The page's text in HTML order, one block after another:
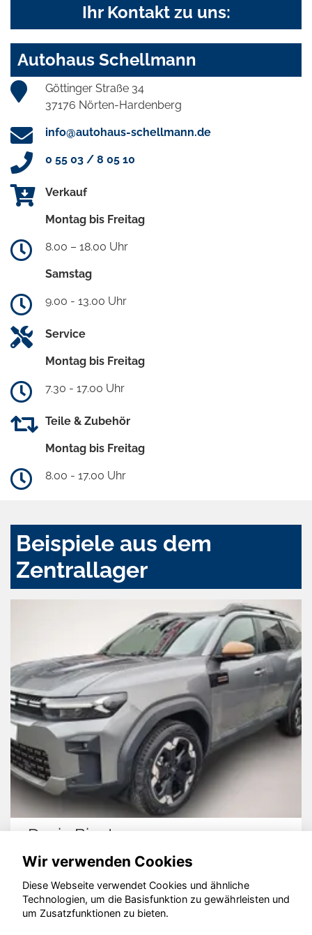
Ihr Kontakt zu uns:
Autohaus Schellmann
Göttinger Straße 34
37176 Nörten-Hardenberg
info@autohaus-schellmann.de
0 55 03 / 8 05 10
Verkauf
Montag bis Freitag
8.00 – 18.00 Uhr
Samstag
9.00 - 13.00 Uhr
Service
Montag bis Freitag
7.30 - 17.00 Uhr
Teile & Zubehör
Montag bis Freitag
8.00 - 17.00 Uhr
Beispiele aus dem
Zentrallager
Renault Symbioz
© konjunkturmotor.de GmbH 2020 - 2026
Wir verwenden Cookies
Diese Webseite verwendet Cookies und ähnliche
Technologien, um die Basisfunktion zu gewährleisten und
um Zusatzfunktionen zu bieten.